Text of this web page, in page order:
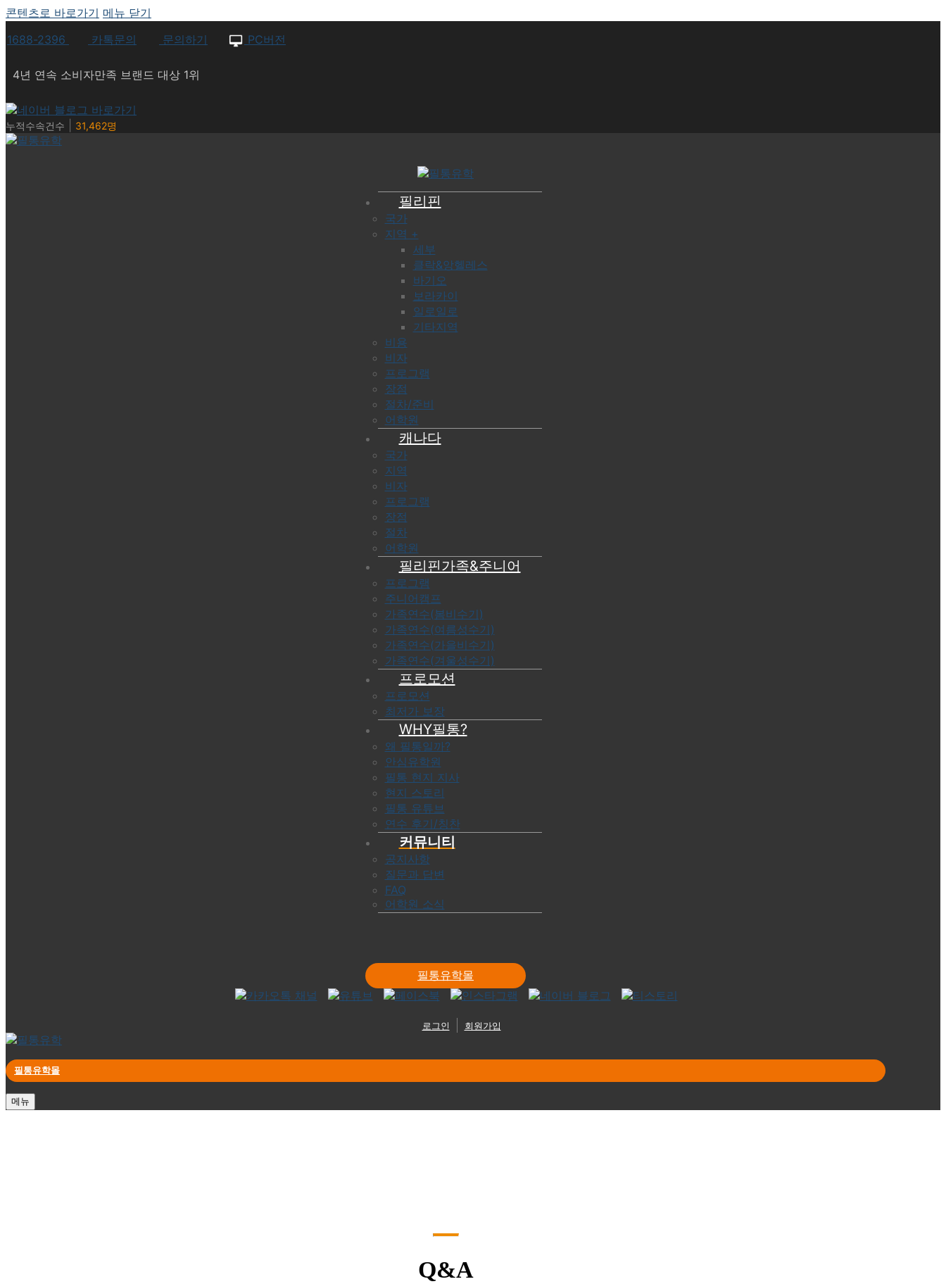
콘텐츠로 바로가기 메뉴 닫기
1688-2396
카톡문의 문의하기 PC버전
4년 연속 소비자만족 브랜드 대상 1위
누적수속건수 31,462명
필리핀
국가
지역 +
세부
클락&앙헬레스
바기오
보라카이
일로일로
기타지역
비용
비자
프로그램
장점
절차/준비
어학원
캐나다
국가
지역
비자
프로그램
장점
절차
어학원
필리핀가족&주니어
프로그램
주니어캠프
가족연수(봄비수기)
가족연수(여름성수기)
가족연수(가을비수기)
가족연수(겨울성수기)
프로모션
프로모션
최저가 보장
WHY필통?
왜 필통일까?
안심유학원
필통 현지 지사
현지 스토리
필통 유튜브
연수 후기/칭찬
커뮤니티
공지사항
질문과 답변
FAQ
어학원 소식
로그인 회원가입
필통유학몰
필통유학몰
메뉴
Q&A